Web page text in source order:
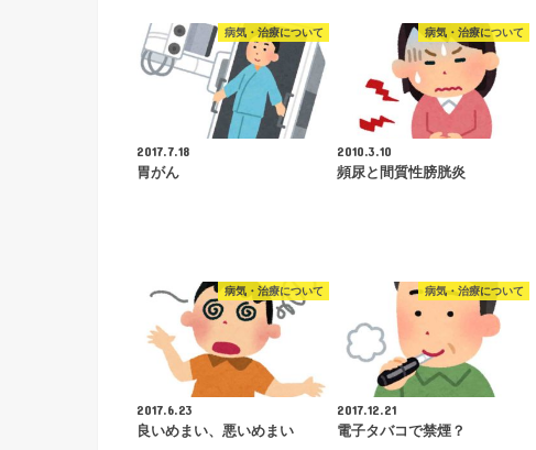
病気・治療について
2017.7.18
胃がん
病気・治療について
2010.3.10
頻尿と間質性膀胱炎
病気・治療について
2017.6.23
良いめまい、悪いめまい
病気・治療について
2017.12.21
電子タバコで禁煙？